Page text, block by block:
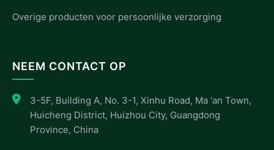
Overige producten voor persoonlijke verzorging
NEEM CONTACT OP
3-5F, Building A, No. 3-1, Xinhu Road, Ma 'an Town,
Huicheng District, Huizhou City, Guangdong
Province, China